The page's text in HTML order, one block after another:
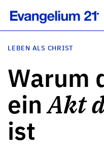
LEBEN ALS CHRIST
Warum
einAkt
ist